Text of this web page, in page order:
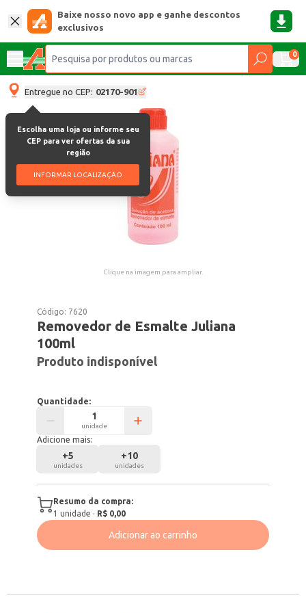
Baixe nosso novo app e ganhe descontos
exclusivos
0
Entregue no CEP: 02170-901
Escolha uma loja ou informe seu
CEP para ver ofertas da sua
região
INFORMAR LOCALIZAÇÃO
Clique na imagem para ampliar.
Código: 7620
Removedor de Esmalte Juliana
100ml
Produto indisponível
Quantidade:
unidade
Adicione mais:
+5
unidades
+10
unidades
Resumo da compra:
1 unidade · R$ 0,00
Adicionar ao carrinho